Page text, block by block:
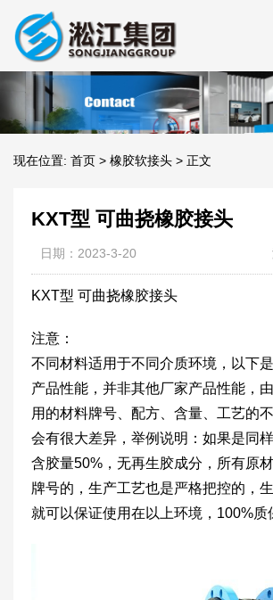
现在位置: 首页 > 橡胶软接头 > 正文
KXT型 可曲挠橡胶接头
日期：2023-3-20
KXT型 可曲挠橡胶接头
注意：
不同材料适用于不同介质环境，以下
产品性能，并非其他厂家产品性能，
用的材料牌号、配方、含量、工艺的
会有很大差异，举例说明：如果是同
含胶量50%，无再生胶成分，所有原
牌号的，生产工艺也是严格把控的，
就可以保证使用在以上环境，100%质